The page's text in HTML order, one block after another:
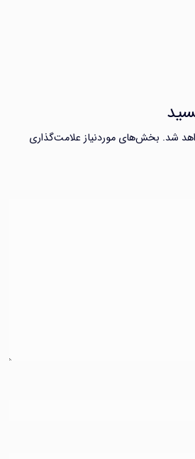
بخش‌های موردنیاز علامت‌گذاری